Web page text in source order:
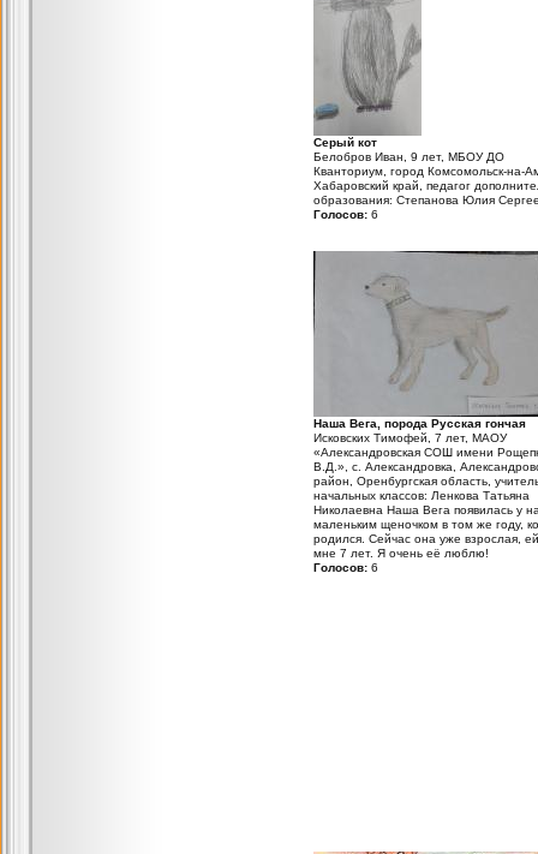
Серый кот
Белобров Иван, 9 лет, МБОУ ДО
Кванториум, город Комсомольск-на-
Хабаровский край, педагог
образования: Степанова Юлия
Голосов: 6
Наша Вега, порода Русская гончая
Исковских Тимофей, 7 лет, МАОУ
«Александровская СОШ имени
В.Д.», с. Александровка,
район, Оренбургская область,
начальных классов: Ленкова Татьяна
Николаевна Наша Вега появилась у
маленьким щеночком в том же году,
родился. Сейчас она уже взрослая,
мне 7 лет. Я очень её люблю!
Голосов: 6